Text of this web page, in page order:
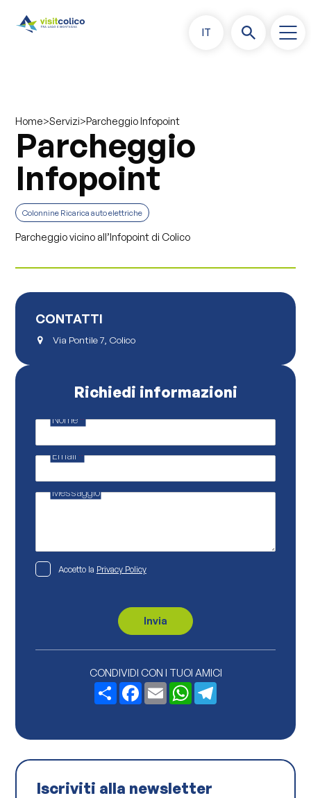
IT
Home>Servizi>Parcheggio Infopoint
Parcheggio
Infopoint
Colonnine Ricarica auto elettriche
Parcheggio vicino all’Infopoint di Colico
CONTATTI
Via Pontile 7, Colico
Richiedi informazioni
a
i
Nome *
Email *
Messaggio
P
r
o
Accetto la Privacy Policy
Invia
CONDIVIDI CON I TUOI AMICI
Share Facebook
Email WhatsApp
Iscriviti alla newsletter